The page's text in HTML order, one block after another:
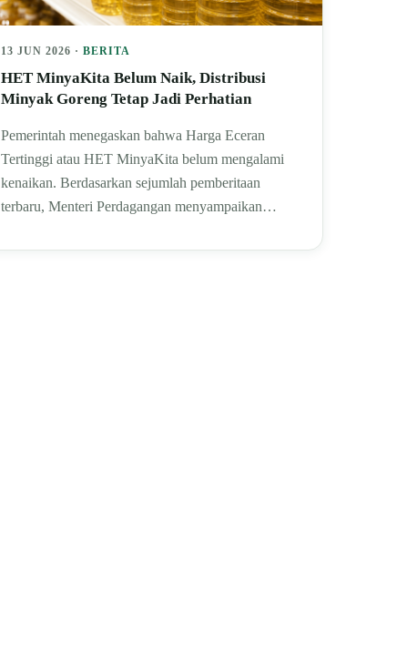
13 JUN 2026 · BERITA
HET MinyaKita Belum Naik, Distribusi
Minyak Goreng Tetap Jadi Perhatian
Pemerintah menegaskan bahwa Harga Eceran
Tertinggi atau HET MinyaKita belum mengalami
kenaikan. Berdasarkan sejumlah pemberitaan
terbaru, Menteri Perdagangan menyampaikan…